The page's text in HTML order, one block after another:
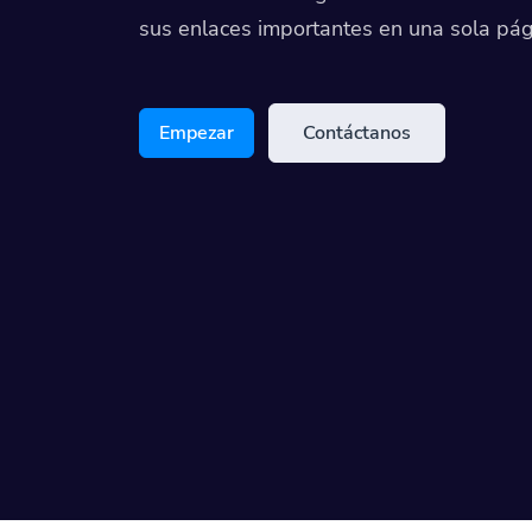
sus enlaces importantes en una sola
Empezar Contáctanos